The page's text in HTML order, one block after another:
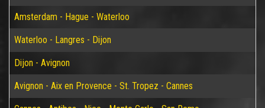
Amsterdam - Hague - Waterloo
Waterloo - Langres - Dijon
Dijon - Avignon
Avignon - Aix en Provence - St. Tropez - Cannes